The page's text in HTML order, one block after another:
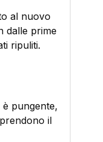
al nuovo
dalle prime
ripuliti.
pungente,
il